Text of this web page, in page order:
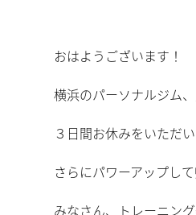
おはようございます！
横浜のパーソナルジム
３日間お休みをいただ
さらにパワーアップして
みなさん、トレーニン